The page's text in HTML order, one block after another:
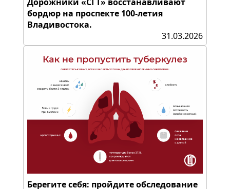
бордюр на проспекте 100-летия
Владивостока.
31.03.2026
Берегите себя: пройдите обследование